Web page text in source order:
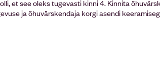
et see oleks tugevasti kinni 4. Kinnita
ja õhuvärskendaja korgi asendi